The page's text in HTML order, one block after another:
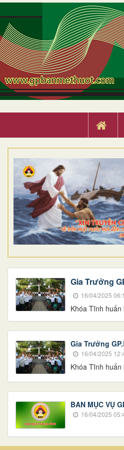
Gia Trưởng
16/04/2025
Khóa Tĩnh
Gia Trưởng
16/04/2025
Khóa Tĩnh
BAN MỤC VỤ
16/04/2025